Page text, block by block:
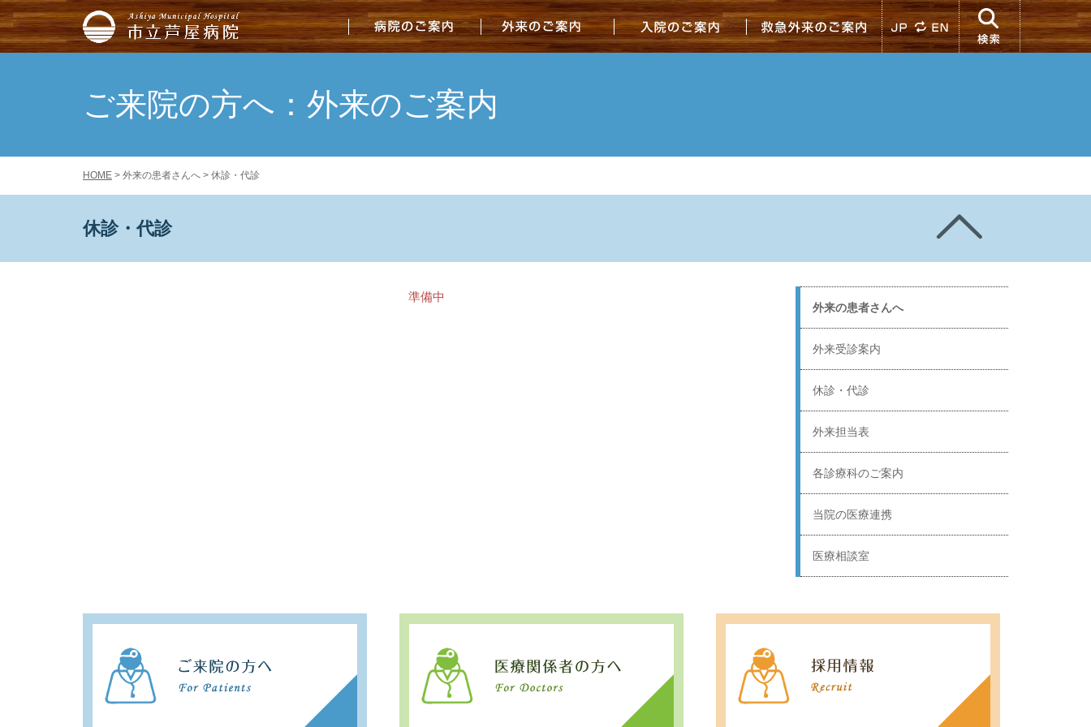
市立芦屋病院 病院のご案内 外来のご案内 入院のご案内 救急外来のご案内JP 検索
ご来院の方へ：外来のご案内
HOME > 外来の患者さんへ > 休診・代診
休診・代診
準備中
外来の患者さんへ
外来受診案内
休診・代診
外来担当表
各診療科のご案内
当院の医療連携
医療相談室